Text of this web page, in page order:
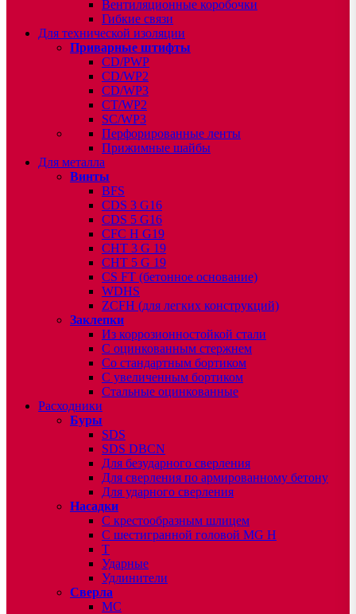
Вентиляционные коробочки
Гибкие связи
Для технической изоляции
Приварные штифты
CD/PWP
CD/WP2
CD/WP3
CT/WP2
SC/WP3
Перфорированные ленты
Прижимные шайбы
Для металла
Винты
BFS
CDS 3 G16
CDS 5 G16
CFC H G19
CHT 3 G 19
CHT 5 G 19
CS FT (бетонное основание)
WDHS
ZCFH (для легких конструкций)
Заклепки
Из коррозионностойкой стали
С оцинкованным стержнем
Со стандартным бортиком
С увеличенным бортиком
Стальные оцинкованные
Расходники
Буры
SDS
SDS DBCN
Для безударного сверления
Для сверления по армированному бетону
Для ударного сверления
Насадки
С крестообразным шлицем
С шестигранной головой MG H
T
Ударные
Удлинители
Сверла
МС